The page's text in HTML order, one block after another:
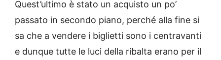
Quest’ultimo è stato un acquisto un po’
passato in secondo piano, perché alla fine si
sa che a vendere i biglietti sono i centravanti
e dunque tutte le luci della ribalta erano per il